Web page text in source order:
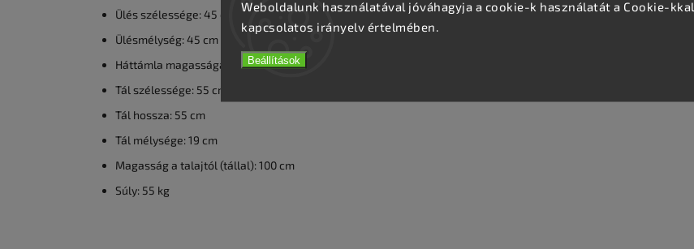
Weboldalunk használatával jóváhagyja a cookie-k használatát a Cookie-kkal
kapcsolatos irányelv értelmében.
Beállítások
Ülés szélessége: 45 cm
Ülésmélység: 45 cm
Háttámla magassága: 42 cm
Tál szélessége: 55 cm
Tál hossza: 55 cm
Tál mélysége: 19 cm
Magasság a talajtól (tállal): 100 cm
Súly: 55 kg